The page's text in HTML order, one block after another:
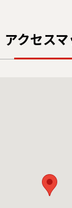
アクセスマ